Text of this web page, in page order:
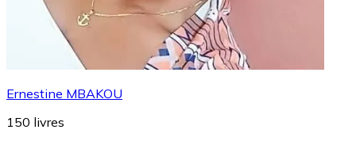
Ernestine MBAKOU
150 livres